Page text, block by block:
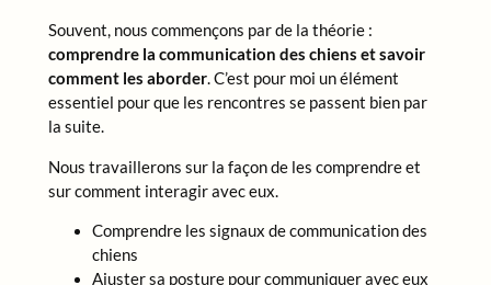
Souvent, nous commençons par de la théorie :
comprendre la communication des chiens et savoir
comment les aborder. C’est pour moi un élément
essentiel pour que les rencontres se passent bien par
la suite.
Nous travaillerons sur la façon de les comprendre et
sur comment interagir avec eux.
Comprendre les signaux de communication des
chiens
Ajuster sa posture pour communiquer avec eux